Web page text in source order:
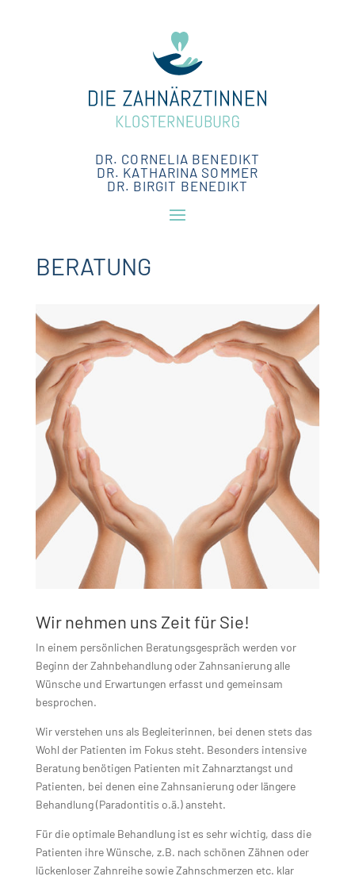
DR. CORNELIA BENEDIKT
DR. KATHARINA SOMMER
DR. BIRGIT BENEDIKT
BERATUNG
Wir nehmen uns Zeit für Sie!
In einem persönlichen Beratungsgespräch werden vor
Beginn der Zahnbehandlung oder Zahnsanierung alle
Wünsche und Erwartungen erfasst und gemeinsam
besprochen.
Wir verstehen uns als Begleiterinnen, bei denen stets das
Wohl der Patienten im Fokus steht. Besonders intensive
Beratung benötigen Patienten mit Zahnarztangst und
Patienten, bei denen eine Zahnsanierung oder längere
Behandlung (Paradontitis o.ä.) ansteht.
Für die optimale Behandlung ist es sehr wichtig, dass die
Patienten ihre Wünsche, z.B. nach schönen Zähnen oder
lückenloser Zahnreihe sowie Zahnschmerzen etc. klar